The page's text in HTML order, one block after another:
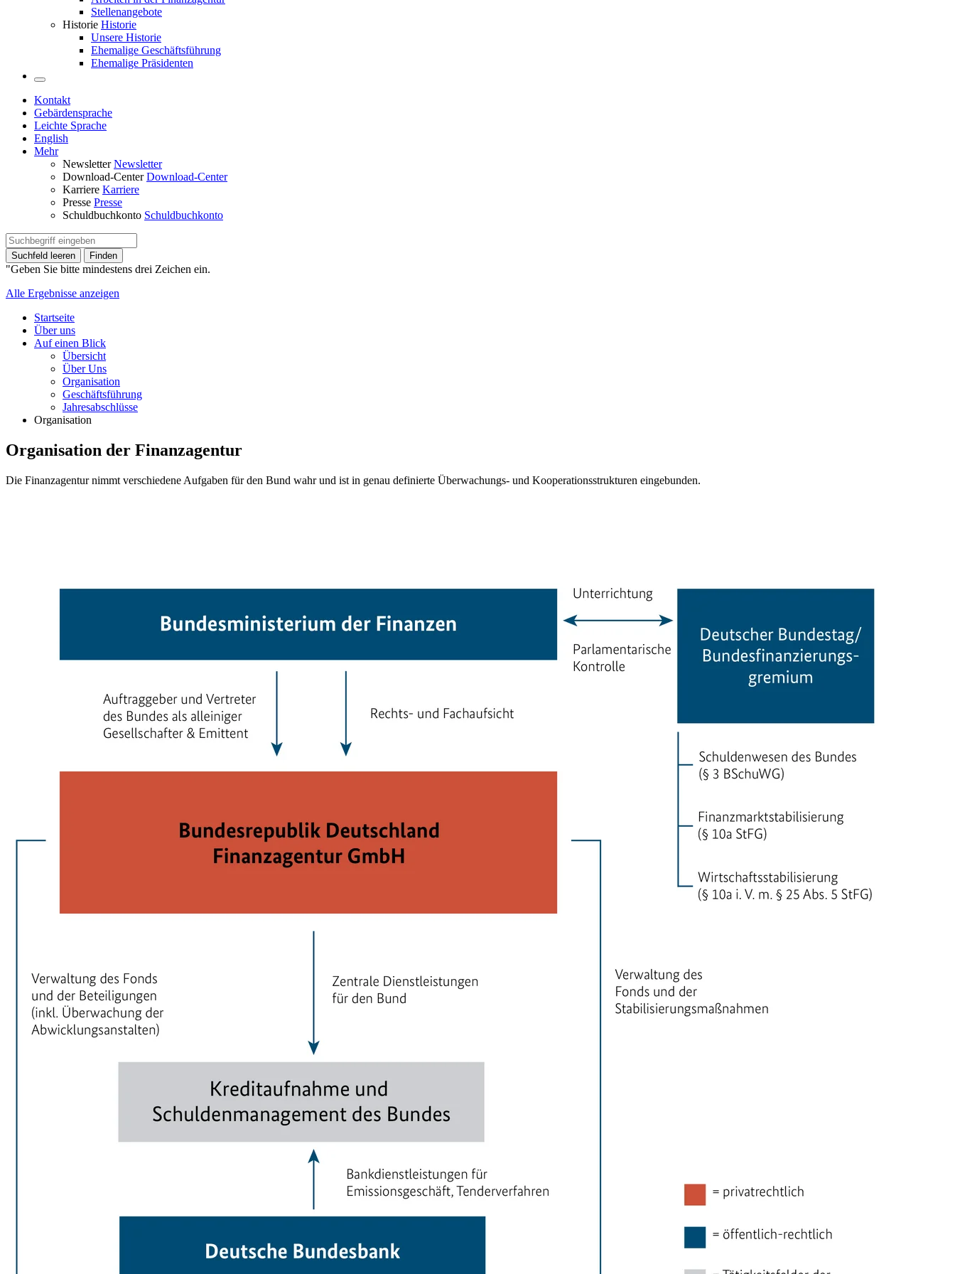
Stellenangebote
Historie Historie
Unsere Historie
Ehemalige Geschäftsführung
Ehemalige Präsidenten
Kontakt
Gebärdensprache
Leichte Sprache
English
Mehr
Newsletter Newsletter
Download-Center Download-Center
Karriere Karriere
Presse Presse
Schuldbuchkonto Schuldbuchkonto
Suchfeld leeren Finden
"Geben Sie bitte mindestens drei Zeichen ein.
Alle Ergebnisse anzeigen
Startseite
Über uns
Auf einen Blick
Übersicht
Über Uns
Organisation
Geschäftsführung
Jahresabschlüsse
Organisation
Organisation der Finanzagentur
Die Finanzagentur nimmt verschiedene Aufgaben für den Bund wahr und ist in genau definierte Überwachungs- und Kooperationsstrukturen eingebunden.